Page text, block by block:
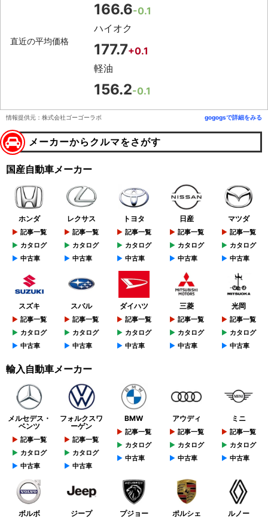
直近の平均価格
166.6-0.1
ハイオク
177.7+0.1
軽油
156.2-0.1
情報提供元：株式会社ゴーゴーラボ gogogsで詳細をみる
メーカーからクルマをさがす
国産自動車メーカー
ホンダ
記事一覧
カタログ
中古車
レクサス
記事一覧
カタログ
中古車
トヨタ
記事一覧
カタログ
中古車
日産
記事一覧
カタログ
中古車
マツダ
記事一覧
カタログ
中古車
スズキ
記事一覧
カタログ
中古車
スバル
記事一覧
カタログ
中古車
ダイハツ
記事一覧
カタログ
中古車
三菱
記事一覧
カタログ
中古車
光岡
記事一覧
カタログ
中古車
輸入自動車メーカー
メルセデス・
ベンツ
記事一覧
カタログ
中古車
フォルクスワ
ーゲン
記事一覧
カタログ
中古車
BMW
記事一覧
カタログ
中古車
アウディ
記事一覧
カタログ
中古車
ミニ
記事一覧
カタログ
中古車
ボルボ ジープ プジョー ポルシェ ルノー